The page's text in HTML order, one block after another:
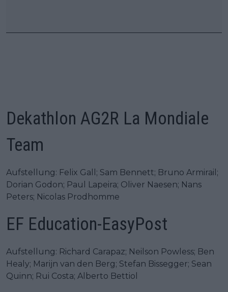
Dekathlon AG2R La Mondiale
Team
Aufstellung: Felix Gall; Sam Bennett; Bruno Armirail;
Dorian Godon; Paul Lapeira; Oliver Naesen; Nans
Peters; Nicolas Prodhomme
EF Education-EasyPost
Aufstellung: Richard Carapaz; Neilson Powless; Ben
Healy; Marijn van den Berg; Stefan Bissegger; Sean
Quinn; Rui Costa; Alberto Bettiol